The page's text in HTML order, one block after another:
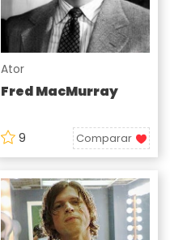
Ator
Fred MacMurray
9 Comparar